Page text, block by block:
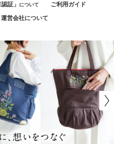
証」 について
ご利用ガイド
営会社について